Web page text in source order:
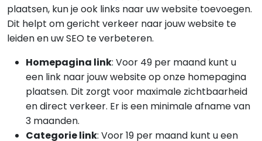
plaatsen, kun je ook links naar uw website toevoegen.
Dit helpt om gericht verkeer naar jouw website te
leiden en uw SEO te verbeteren.
Homepagina link: Voor 49 per maand kunt u
een link naar jouw website op onze homepagina
plaatsen. Dit zorgt voor maximale zichtbaarheid
en direct verkeer. Er is een minimale afname van
3 maanden.
Categorie link: Voor 19 per maand kunt u een